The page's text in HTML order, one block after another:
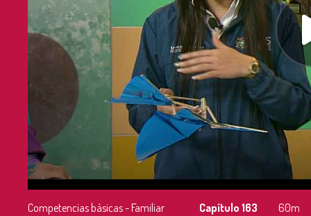
Competencias básicas - Familiar Capítulo 163 60m